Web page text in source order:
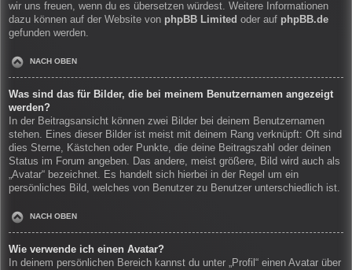
wir uns freuen, wenn du es übersetzen würdest. Weitere Informationen
dazu können auf der Website von phpBB Limited oder auf phpBB.de
gefunden werden.
NACH OBEN
Was sind das für Bilder, die bei meinem Benutzernamen angezeigt
werden?
In der Beitragsansicht können zwei Bilder bei deinem Benutzernamen
stehen. Eines dieser Bilder ist meist mit deinem Rang verknüpft: Oft sind
dies Sterne, Kästchen oder Punkte, die deine Beitragszahl oder deinen
Status im Forum angeben. Das andere, meist größere, Bild wird auch als
„Avatar“ bezeichnet. Es handelt sich hierbei in der Regel um ein
persönliches Bild, welches von Benutzer zu Benutzer unterschiedlich ist.
NACH OBEN
Wie verwende ich einen Avatar?
In deinem persönlichen Bereich kannst du unter „Profil“ einen Avatar über